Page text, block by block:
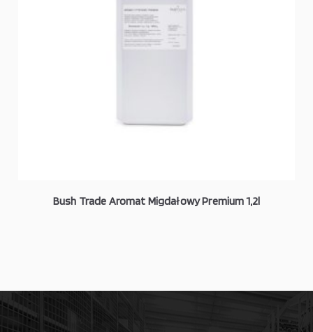
Bush Trade Aromat Migdałowy Premium 1,2l